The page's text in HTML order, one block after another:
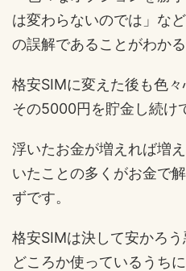
は変わらないのでは」な
の誤解であることがわかる
格安SIMに変えた後も色
その5000円を貯金し続け
浮いたお金が増えれば増
いたことの多くがお金で
ずです。
格安SIMは決して安かろ
どころか使っているうち